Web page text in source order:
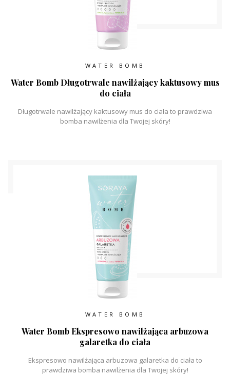
WATER BOMB
Water Bomb Długotrwale nawilżający kaktusowy mus
do ciała
Długotrwale nawilżający kaktusowy mus do ciała to prawdziwa
bomba nawilżenia dla Twojej skóry!
WATER BOMB
Water Bomb Ekspresowo nawilżająca arbuzowa
galaretka do ciała
Ekspresowo nawilżająca arbuzowa galaretka do ciała to
prawdziwa bomba nawilżenia dla Twojej skóry!